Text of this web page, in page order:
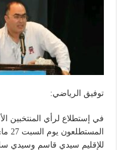
توفيق الرياضي:
في إستطلاع لرأي المنتخبين
للإقليم سيدي قاسم وسيدي